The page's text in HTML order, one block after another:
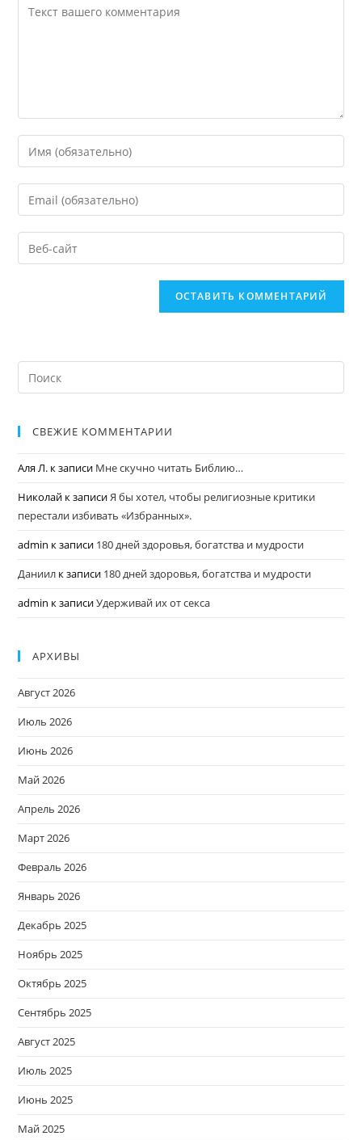
СВЕЖИЕ КОММЕНТАРИИ
Аля Л. к записи Мне скучно читать Библию…
Николай к записиЯ бы хотел, чтобы религиозные критики
перестали избивать «Избранных».
admin к записи 180 дней здоровья, богатства и мудрости
Даниил к записи 180 дней здоровья, богатства и мудрости
admin к записиУдерживай их от секса
АРХИВЫ
Август 2026
Июль 2026
Июнь 2026
Май 2026
Апрель 2026
Март 2026
Февраль 2026
Январь 2026
Декабрь 2025
Ноябрь 2025
Октябрь 2025
Сентябрь 2025
Август 2025
Июль 2025
Июнь 2025
Май 2025